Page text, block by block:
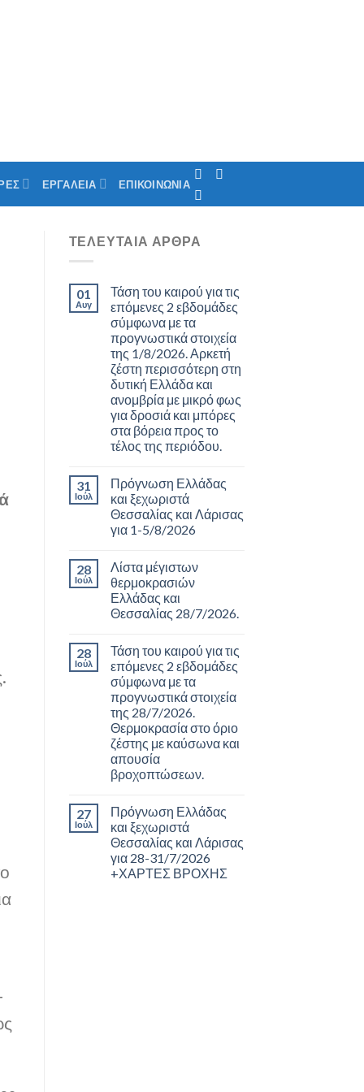
ΕΡΓΑΛΕΙΑ ΕΠΙΚΟΙΝΩΝΙΑ
ΤΕΛΕΥΤΑΊΑ ΆΡΘΡΑ
01
Αυγ
Τάση του καιρού για τις
επόμενες 2 εβδομάδες
σύμφωνα με τα
προγνωστικά στοιχεία
της 1/8/2026. Αρκετή
ζέστη περισσότερη στη
δυτική Ελλάδα και
ανομβρία με μικρό φως
για δροσιά και μπόρες
στα βόρεια προς το
τέλος της περιόδου.
31
Ιούλ
Πρόγνωση Ελλάδας
και ξεχωριστά
Θεσσαλίας και Λάρισας
για 1-5/8/2026
28
Ιούλ
Λίστα μέγιστων
θερμοκρασιών
Ελλάδας και
Θεσσαλίας 28/7/2026.
28
Ιούλ
Τάση του καιρού για τις
επόμενες 2 εβδομάδες
σύμφωνα με τα
προγνωστικά στοιχεία
της 28/7/2026.
Θερμοκρασία στο όριο
ζέστης με καύσωνα και
απουσία
βροχοπτώσεων.
27
Ιούλ
Πρόγνωση Ελλάδας
και ξεχωριστά
Θεσσαλίας και Λάρισας
για 28-31/7/2026
+ΧΑΡΤΕΣ ΒΡΟΧΗΣ